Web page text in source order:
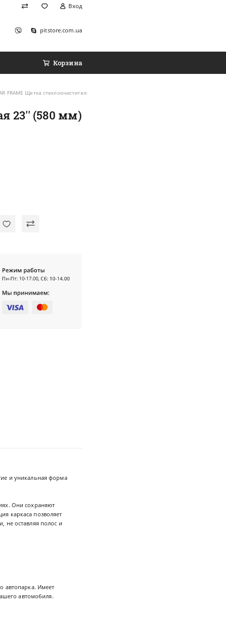
Вход
pitstore.com.ua
Корзина
FRAME Щетка стеклоочистителя каркасная 23'' (580 мм)
23'' (580 мм)
и уникальная форма
Они сохраняют
каркаса позволяет
не оставляя полос и
автопарка. Имеет
автомобиля.